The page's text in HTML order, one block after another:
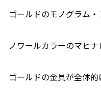
ゴールドのモノグラム・
ノワールカラーのマヒ
ゴールドの金具が全体